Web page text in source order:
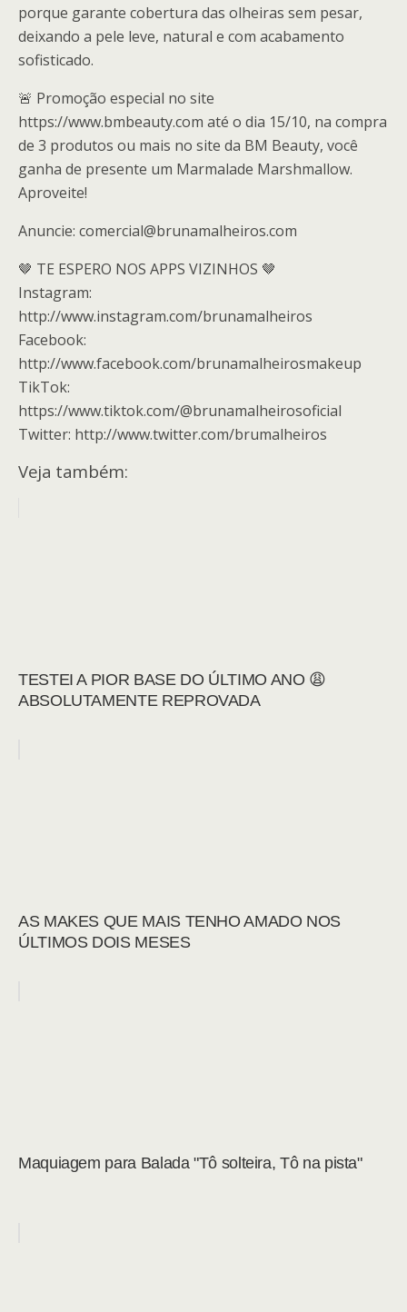
porque garante cobertura das olheiras sem pesar,
deixando a pele leve, natural e com acabamento
sofisticado.
🚨 Promoção especial no site
https://www.bmbeauty.com até o dia 15/10, na compra
de 3 produtos ou mais no site da BM Beauty, você
ganha de presente um Marmalade Marshmallow.
Aproveite!
Anuncie: comercial@brunamalheiros.com
🤎 TE ESPERO NOS APPS VIZINHOS 🤎
Instagram:
http://www.instagram.com/brunamalheiros
Facebook:
http://www.facebook.com/brunamalheirosmakeup
TikTok:
https://www.tiktok.com/@brunamalheirosoficial
Twitter: http://www.twitter.com/brumalheiros
Veja também:
TESTEI A PIOR BASE DO ÚLTIMO ANO 😩
ABSOLUTAMENTE REPROVADA
AS MAKES QUE MAIS TENHO AMADO NOS
ÚLTIMOS DOIS MESES
Maquiagem para Balada "Tô solteira, Tô na pista"